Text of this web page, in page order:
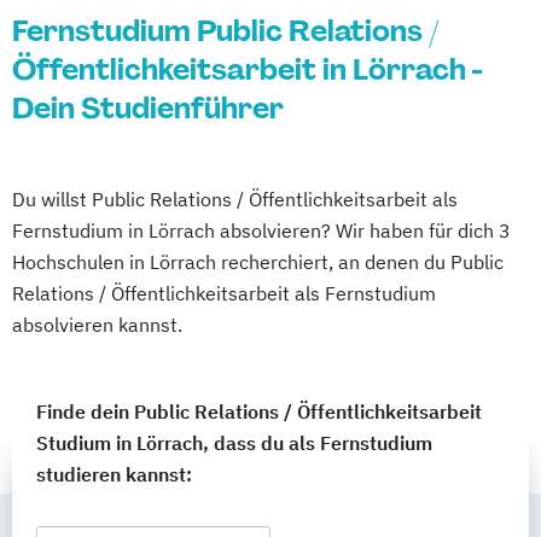
Fernstudium Public Relations /
Öffentlichkeitsarbeit in Lörrach -
Dein Studienführer
Du willst Public Relations / Öffentlichkeitsarbeit als
Fernstudium in Lörrach absolvieren? Wir haben für dich 3
Hochschulen in Lörrach recherchiert, an denen du Public
Relations / Öffentlichkeitsarbeit als Fernstudium
absolvieren kannst.
Finde dein Public Relations / Öffentlichkeitsarbeit
Studium in Lörrach, dass du als Fernstudium
studieren kannst: